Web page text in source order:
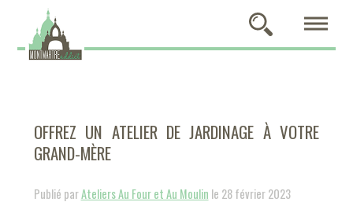
OFFREZ UN ATELIER DE JARDINAGE À VOTRE
GRAND-MÈRE
Publié parAteliers Au Four et Au Moulin le 28 février 2023